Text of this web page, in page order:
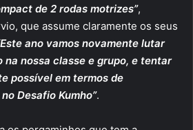
de 2 rodas motrizes”,
que assume claramente os seus
ano vamos novamente lutar
na nossa classe e grupo, e tentar
possível em termos de
Desafio Kumho”.